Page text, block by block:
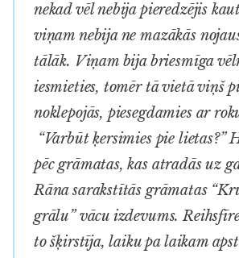
nekad vēl nebija pieredzējis
viņam nebija ne mazākās
tālāk. Viņam bija briesmīga
iesmieties, tomēr tā vietā viņš
noklepojās, piesegdamies ar
“Varbūt ķersimies pie lietas?”
pēc grāmatas, kas atradās uz
Rāna sarakstītās grāmatas
grālu” vācu izdevums.
to šķirstīja, laiku pa laikam